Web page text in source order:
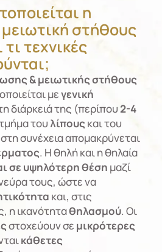
η
στήθους
τεχνικές
& μειωτικής στήθους
μεγενική
διάρκειά της (περίπου2-4
του λίπους και του
στη συνέχεια απομακρύνεται
. Η θηλή και η θηλαία
σε υψηλότερη θέση μαζί
τους, ώστε να
και, στις
η ικανότηταθηλασμού. Οι
στοχεύουν σε μικρότερες
κάθετες